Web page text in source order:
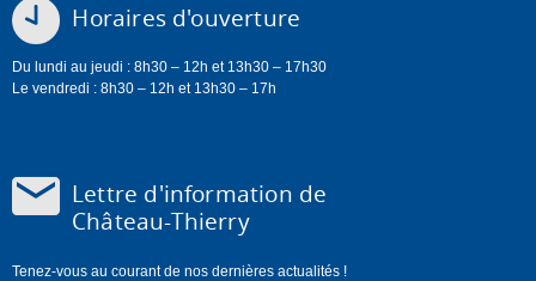
Horaires d'ouverture
Du lundi au jeudi : 8h30 – 12h et 13h30 – 17h30
Le vendredi : 8h30 – 12h et 13h30 – 17h
Lettre d'information de
Château-Thierry
Tenez-vous au courant de nos dernières actualités !